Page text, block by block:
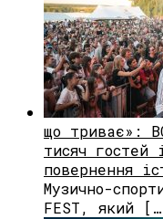
що триває»:
тисяч гостей
повернення
Музично-
FEST, який